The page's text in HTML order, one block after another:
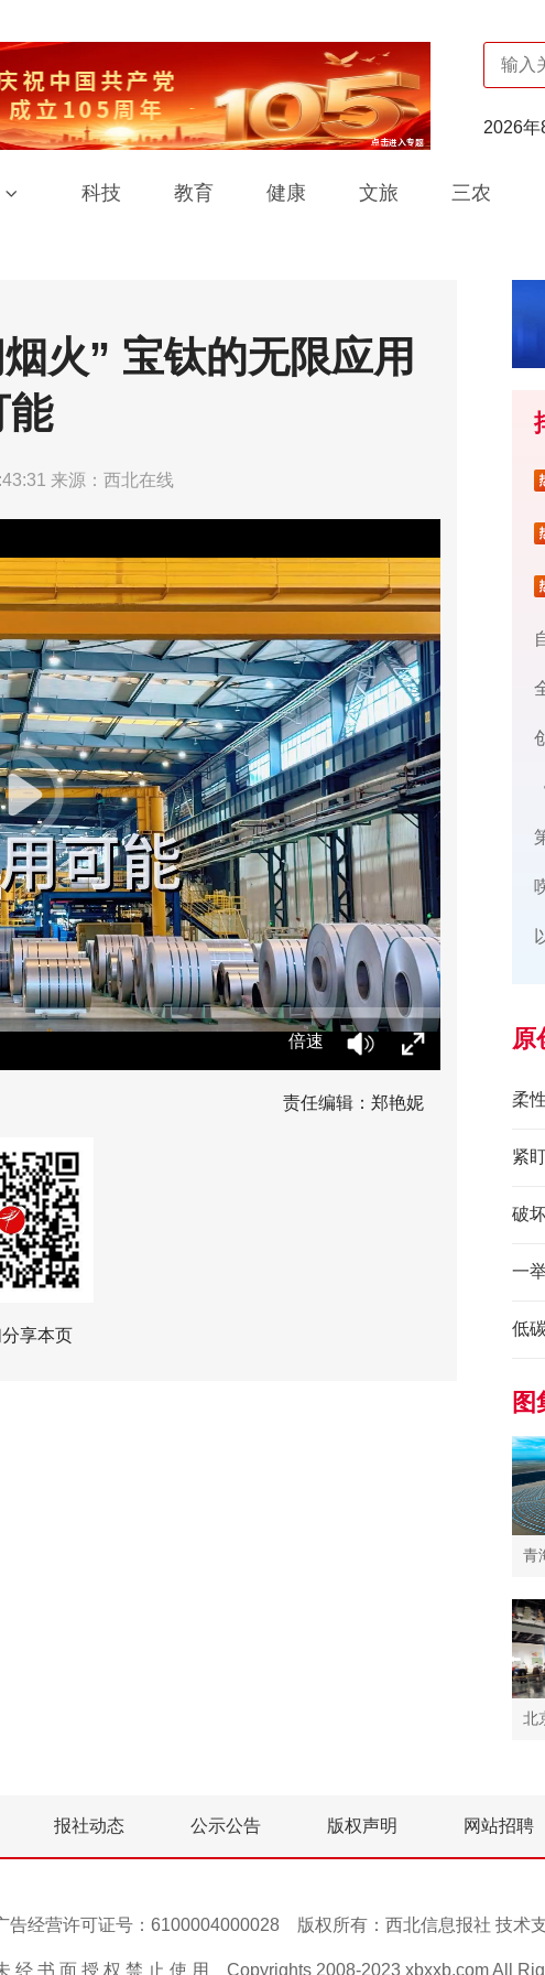
2026年
科技 教育 健康 文旅 三农
火” 宝钛的无限应用
能
来源：西北在线
倍速
责任编辑：郑艳妮
享本页
原
柔
紧
一
低
图
报社动态 公示公告 版权声明 网站招聘
经营许可证号：6100004000028 版权所有：西北信息报社 技术支
经 书 面 授 权 禁 止 使 用 Copyrights 2008-2023 xbxxb.com All